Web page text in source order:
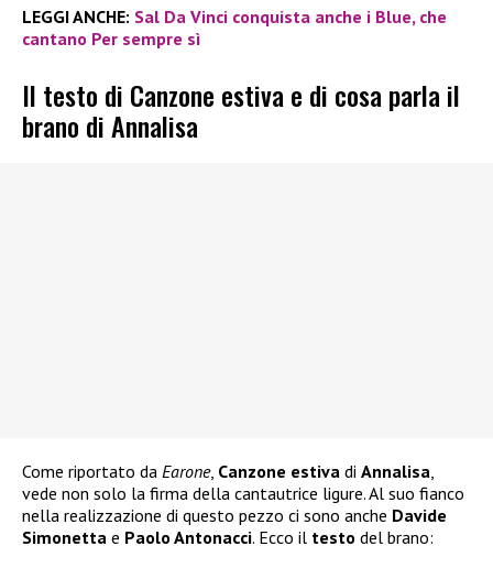
LEGGI ANCHE: Sal Da Vinci conquista anche i Blue, che
cantano Per sempre sì
Il testo di Canzone estiva e di cosa parla il
brano di Annalisa
Come riportato da Earone, Canzone estiva di Annalisa
vede non solo la firma della cantautrice ligure. Al suo fianco
nella realizzazione di questo pezzo ci sono anche Davide
Simonetta e Paolo Antonacci. Ecco il testo del brano: